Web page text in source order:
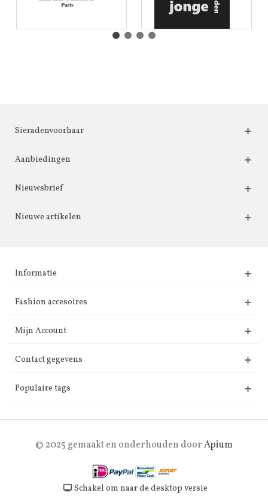
Sieradenvoorhaar
Aanbiedingen
Nieuwsbrief
Nieuwe artikelen
Informatie
Fashion accesoires
Mijn Account
Contact gegevens
Populaire tags
© 2025 gemaakt en onderhouden doorApium
Schakel om naar de desktop versie